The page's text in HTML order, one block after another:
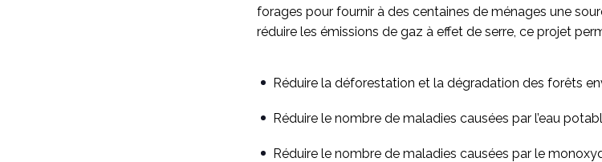
forages pour fournir à des centaines de ménages une
réduire les émissions de gaz à effet de serre, ce projet
Réduire la déforestation et la dégradation des forêts
Réduire le nombre de maladies causées par l’eau
Réduire le nombre de maladies causées par le